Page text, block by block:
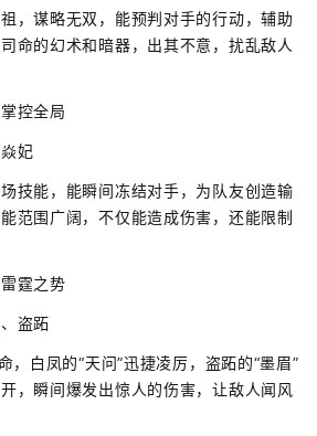
，谋略无双，能预判对手的行动，辅助
命的幻术和暗器，出其不意，扰乱敌人
控全局
妃
技能，能瞬间冻结对手，为队友创造输
范围广阔，不仅能造成伤害，还能限制
霆之势
盗跖
，白凤的“天问”迅捷凌厉，盗跖的“墨眉”
，瞬间爆发出惊人的伤害，让敌人闻风